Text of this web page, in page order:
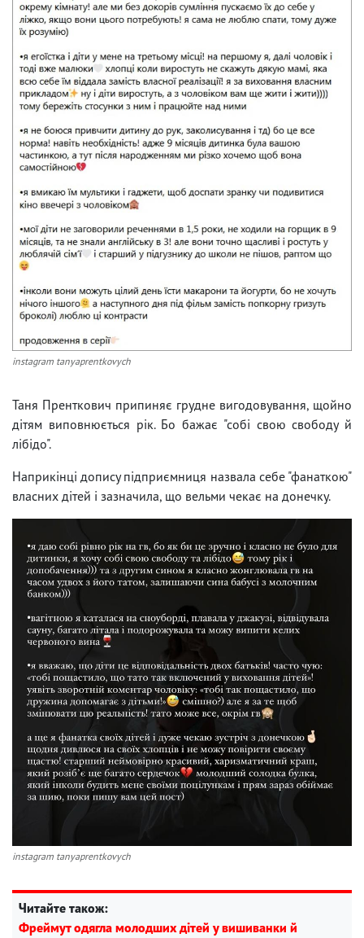
instagram tanyaprentkovych
Таня Пренткович припиняє грудне вигодовування, щойно
дітям виповнюється рік. Бо бажає "собі свою свободу й
лібідо".
Наприкінці допису підприємниця назвала себе "фанаткою"
власних дітей і зазначила, що вельми чекає на донечку.
instagram tanyaprentkovych
Читайте також:
Фреймут одягла молодших дітей у вишиванки й